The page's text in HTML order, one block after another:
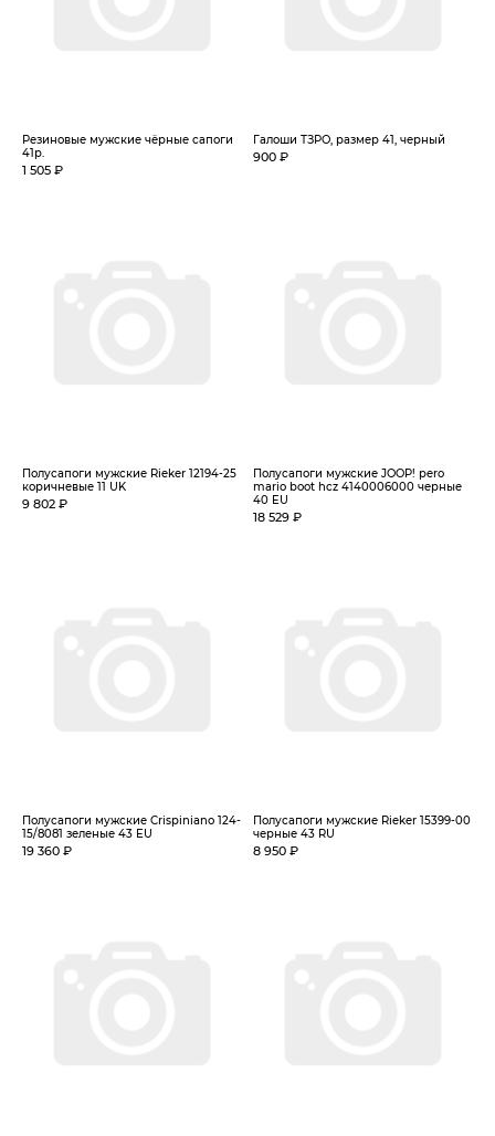
Резиновые мужские чёрные сапоги
41р.
1 505 ₽
Галоши ТЗРО, размер 41, черный
900 ₽
Полусапоги мужские Rieker 12194-25
коричневые 11 UK
9 802 ₽
Полусапоги мужские JOOP! pero
mario boot hcz 4140006000 черные
40 EU
18 529 ₽
Полусапоги мужские Crispiniano 124-
15/8081 зеленые 43 EU
19 360 ₽
Полусапоги мужские Rieker 15399-00
черные 43 RU
8 950 ₽